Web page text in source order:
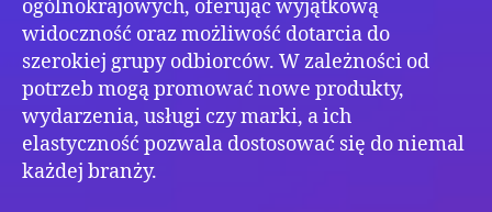
ogólnokrajowych, oferując wyjątkową
widoczność oraz możliwość dotarcia do
szerokiej grupy odbiorców. W zależności od
potrzeb mogą promować nowe produkty,
wydarzenia, usługi czy marki, a ich
elastyczność pozwala dostosować się do niemal
każdej branży.